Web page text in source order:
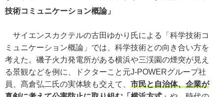
技術コミュニケーション概論」
サイエンスカクテルの古田ゆかり氏による「科学技術コ
ミュニケーション概論」では、科学技術との向き合い方を
考えた。磯子火力発電所がある横浜や三渓園の煙突が見え
る景観などを例に、ドクターこと元J-POWERグループ社
員、髙倉弘二氏の実体験も交えて、 市民と自治体、企業が